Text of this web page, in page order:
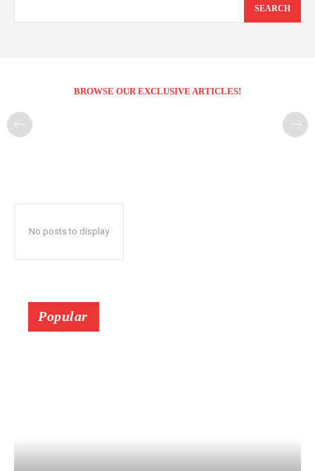
SEARCH
BROWSE OUR EXCLUSIVE ARTICLES!
No posts to display
Popular